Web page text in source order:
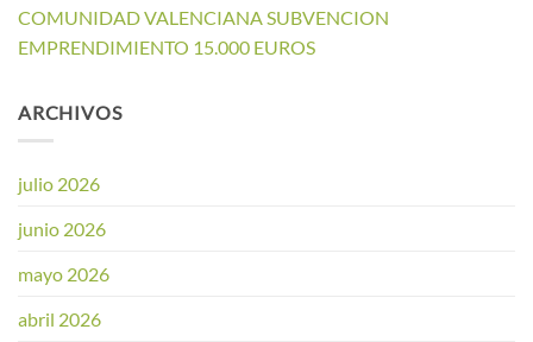
COMUNIDAD VALENCIANA SUBVENCION
EMPRENDIMIENTO 15.000 EUROS
ARCHIVOS
julio 2026
junio 2026
mayo 2026
abril 2026